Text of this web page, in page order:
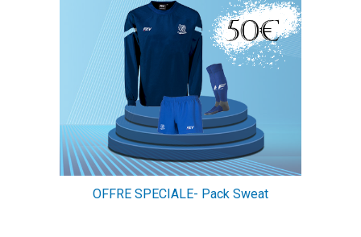
OFFRE SPECIALE- Pack Sweat